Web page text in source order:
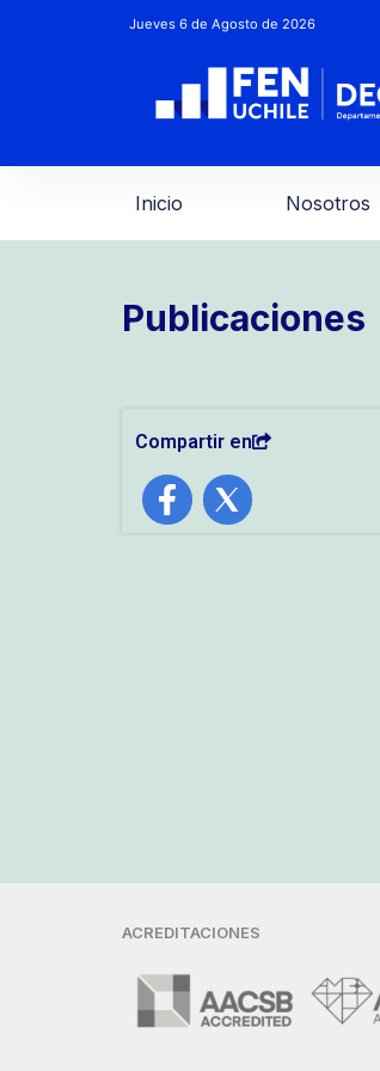
Jueves 6 de Agosto de 2026
Inicio Nosotros
Publicaciones
Compartir en
ACREDITACIONES